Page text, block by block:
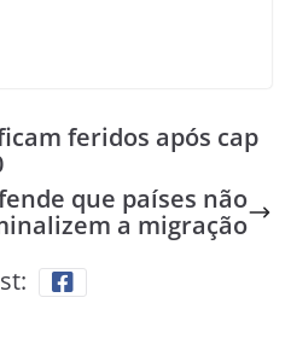
feridos após cap
que países não
a migração